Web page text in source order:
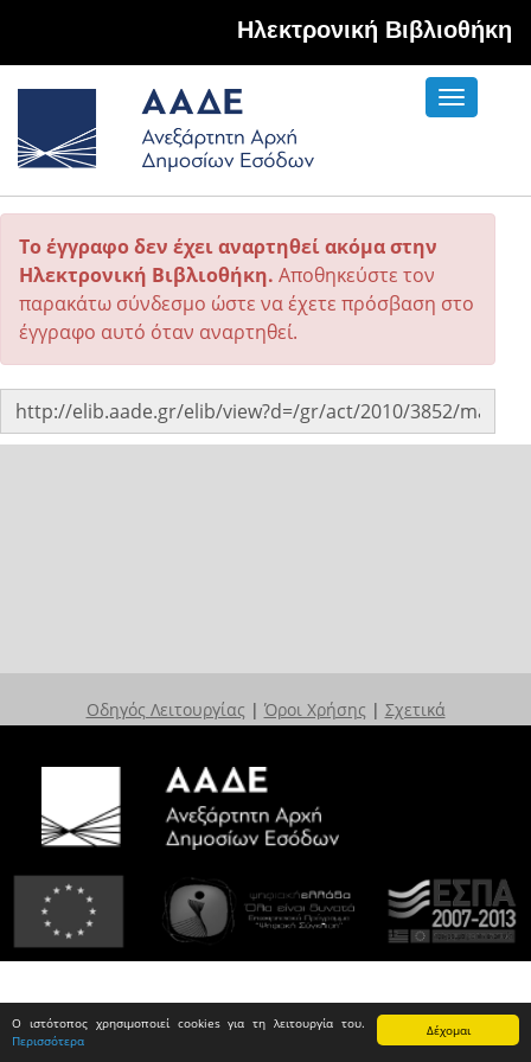
Δέχομαι
Ο ιστότοπος χρησιμοποιεί cookies για τη λειτουργία του.
Περισσότερα
Hλεκτρονική Βιβλιοθήκη
Toggle
Το έγγραφο δεν έχει αναρτηθεί ακόμα στην
Ηλεκτρονική Βιβλιοθήκη. Αποθηκεύστε τον
παρακάτω σύνδεσμο ώστε να έχετε πρόσβαση στο
έγγραφο αυτό όταν αναρτηθεί.
Οδηγός Λειτουργίας | Όροι Χρήσης | Σχετικά